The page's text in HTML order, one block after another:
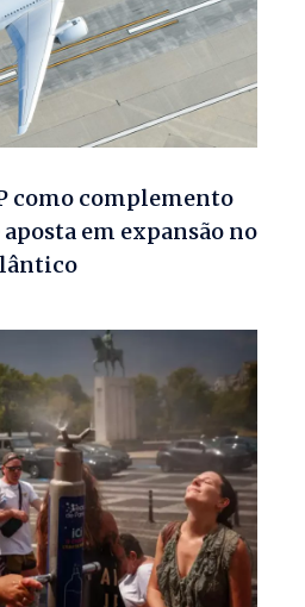
como complemento
em expansão no